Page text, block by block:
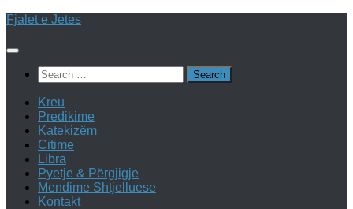
Skip
content
Fjalet e Jetes
Search
for:
Kreu
Predikime
Katekizëm
Citime
Libra
Pyetje & Përgjigje
Mendime Shtjelluese
Kontakt